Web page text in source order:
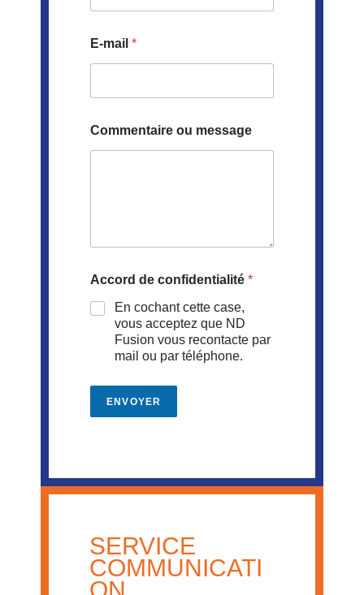
E-mail *
Commentaire ou message
Accord de confidentialité *
En cochant cette case,
vous acceptez que ND
Fusion vous recontacte par
mail ou par téléphone.
ENVOYER
SERVICE
COMMUNICATI